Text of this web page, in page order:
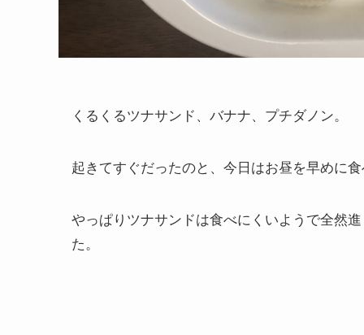
くるくるツナサンド、バナナ、プチダノン。
起きてすぐだったのと、今日はお昼を早めに
やっぱりツナサンドは食べにくいようで全然
た。